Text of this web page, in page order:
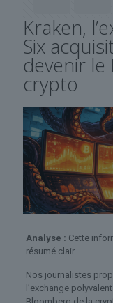
Kraken,
Six
devenir
crypto
Analyse : Cette
résumé clair.
Nos journalistes
l’exchange